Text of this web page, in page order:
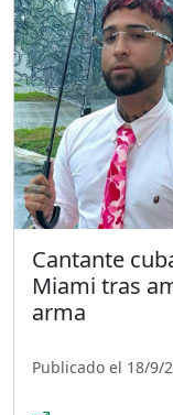
Cantante
Miami tras
arma
Publicado el 18/9/